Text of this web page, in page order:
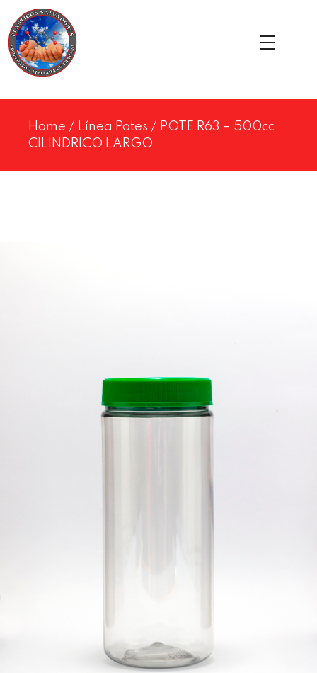
Home / Línea Potes / POTE R63 – 500cc
CILINDRICO LARGO